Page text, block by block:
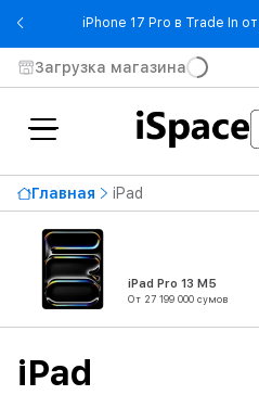
iPhone 17 Pro в Trade In
Загрузка магазина
Главная iPad
iPad Pro 13 M5
От 27 199 000 сумов
iPad
Доступность
Цена по возрастанию46 299 000
От